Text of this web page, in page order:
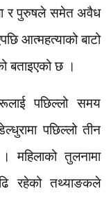
र पुरुषले समेत अवैध
आत्महत्याको बाटो
बताइएको छ ।
पछिल्लो समय
पछिल्लो तीन
महिलाको तुलनामा
रहेको तथ्याङकले